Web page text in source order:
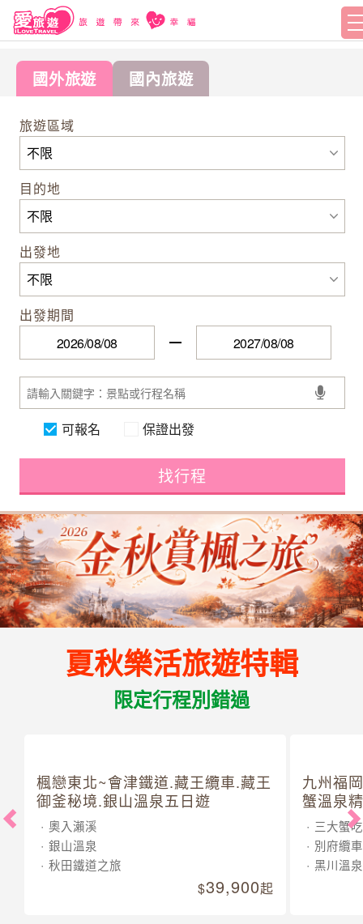
國外旅遊 國內旅遊
旅遊區域
目的地
出發地
出發期間
可報名 保證出發
找行程
夏秋樂活旅遊特輯
限定行程別錯過
楓戀東北~會津鐵道.藏王纜車.藏王
御釜秘境.銀山溫泉五日遊
奧入瀨溪
銀山溫泉
秋田鐵道之旅
39,900起
九州福
蟹溫泉
三大蟹
別府纜車
黑川溫泉